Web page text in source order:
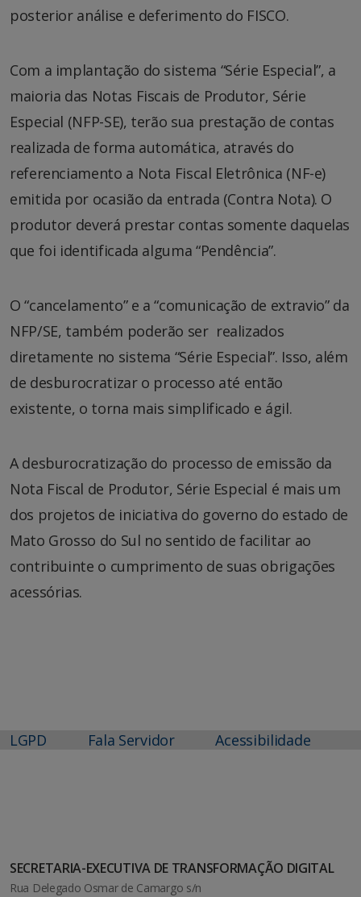
posterior análise e deferimento do FISCO.
Com a implantação do sistema “Série Especial”, a
maioria das Notas Fiscais de Produtor, Série
Especial (NFP-SE), terão sua prestação de contas
realizada de forma automática, através do
referenciamento a Nota Fiscal Eletrônica (NF-e)
emitida por ocasião da entrada (Contra Nota). O
produtor deverá prestar contas somente daquelas
que foi identificada alguma “Pendência”.
O “cancelamento” e a “comunicação de extravio” da
NFP/SE, também poderão ser realizados
diretamente no sistema “Série Especial”. Isso, além
de desburocratizar o processo até então
existente, o torna mais simplificado e ágil.
A desburocratização do processo de emissão da
Nota Fiscal de Produtor, Série Especial é mais um
dos projetos de iniciativa do governo do estado de
Mato Grosso do Sul no sentido de facilitar ao
contribuinte o cumprimento de suas obrigações
acessórias.
LGPD Fala Servidor Acessibilidade
SECRETARIA-EXECUTIVA DE TRANSFORMAÇÃO DIGITAL
Rua Delegado Osmar de Camargo s/n